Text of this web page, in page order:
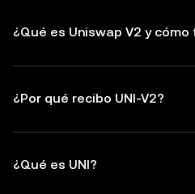
¿Qué es Uniswap V2 y cómo
¿Por qué recibo UNI-V2?
¿Qué es UNI?